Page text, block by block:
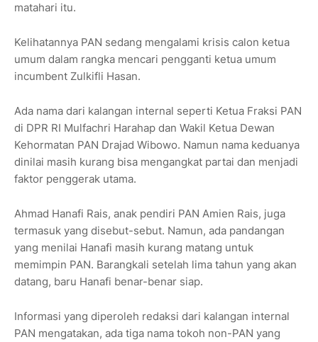
matahari itu.
Kelihatannya PAN sedang mengalami krisis calon ketua
umum dalam rangka mencari pengganti ketua umum
incumbent Zulkifli Hasan.
Ada nama dari kalangan internal seperti Ketua Fraksi PAN
di DPR RI Mulfachri Harahap dan Wakil Ketua Dewan
Kehormatan PAN Drajad Wibowo. Namun nama keduanya
dinilai masih kurang bisa mengangkat partai dan menjadi
faktor penggerak utama.
Ahmad Hanafi Rais, anak pendiri PAN Amien Rais, juga
termasuk yang disebut-sebut. Namun, ada pandangan
yang menilai Hanafi masih kurang matang untuk
memimpin PAN. Barangkali setelah lima tahun yang akan
datang, baru Hanafi benar-benar siap.
Informasi yang diperoleh redaksi dari kalangan internal
PAN mengatakan, ada tiga nama tokoh non-PAN yang